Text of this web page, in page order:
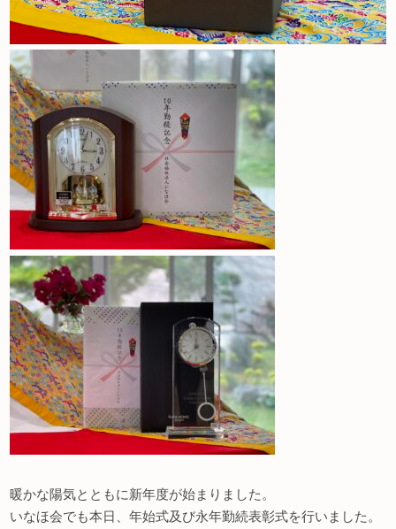
暖かな陽気とともに新年度が始まりました。
いなほ会でも本日、年始式及び永年勤続表彰式を行いました。